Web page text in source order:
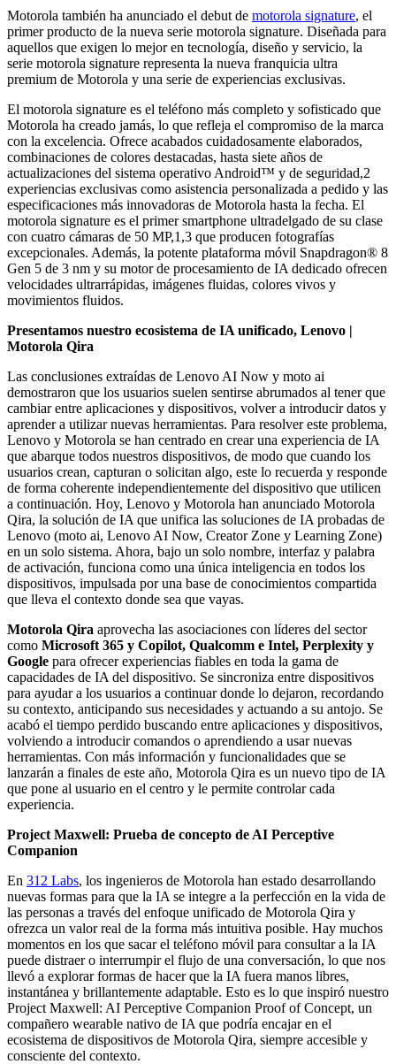
Motorola también ha anunciado el debut de motorola signature, el
primer producto de la nueva serie motorola signature. Diseñada para
aquellos que exigen lo mejor en tecnología, diseño y servicio, la
serie motorola signature representa la nueva franquicia ultra
premium de Motorola y una serie de experiencias exclusivas.
El motorola signature es el teléfono más completo y sofisticado que
Motorola ha creado jamás, lo que refleja el compromiso de la marca
con la excelencia. Ofrece acabados cuidadosamente elaborados,
combinaciones de colores destacadas, hasta siete años de
actualizaciones del sistema operativo Android™ y de seguridad,2
experiencias exclusivas como asistencia personalizada a pedido y las
especificaciones más innovadoras de Motorola hasta la fecha. El
motorola signature es el primer smartphone ultradelgado de su clase
con cuatro cámaras de 50 MP,1,3 que producen fotografías
excepcionales. Además, la potente plataforma móvil Snapdragon® 8
Gen 5 de 3 nm y su motor de procesamiento de IA dedicado ofrecen
velocidades ultrarrápidas, imágenes fluidas, colores vivos y
movimientos fluidos.
Presentamos nuestro ecosistema de IA unificado, Lenovo |
Motorola Qira
Las conclusiones extraídas de Lenovo AI Now y moto ai
demostraron que los usuarios suelen sentirse abrumados al tener que
cambiar entre aplicaciones y dispositivos, volver a introducir datos y
aprender a utilizar nuevas herramientas. Para resolver este problema,
Lenovo y Motorola se han centrado en crear una experiencia de IA
que abarque todos nuestros dispositivos, de modo que cuando los
usuarios crean, capturan o solicitan algo, este lo recuerda y responde
de forma coherente independientemente del dispositivo que utilicen
a continuación. Hoy, Lenovo y Motorola han anunciado Motorola
Qira, la solución de IA que unifica las soluciones de IA probadas de
Lenovo (moto ai, Lenovo AI Now, Creator Zone y Learning Zone)
en un solo sistema. Ahora, bajo un solo nombre, interfaz y palabra
de activación, funciona como una única inteligencia en todos los
dispositivos, impulsada por una base de conocimientos compartida
que lleva el contexto donde sea que vayas.
Motorola Qira aprovecha las asociaciones con líderes del sector
como Microsoft 365 y Copilot, Qualcomm e Intel, Perplexity y
Google para ofrecer experiencias fiables en toda la gama de
capacidades de IA del dispositivo. Se sincroniza entre dispositivos
para ayudar a los usuarios a continuar donde lo dejaron, recordando
su contexto, anticipando sus necesidades y actuando a su antojo. Se
acabó el tiempo perdido buscando entre aplicaciones y dispositivos,
volviendo a introducir comandos o aprendiendo a usar nuevas
herramientas. Con más información y funcionalidades que se
lanzarán a finales de este año, Motorola Qira es un nuevo tipo de IA
que pone al usuario en el centro y le permite controlar cada
experiencia.
Project Maxwell: Prueba de concepto de AI Perceptive
Companion
En 312 Labs, los ingenieros de Motorola han estado desarrollando
nuevas formas para que la IA se integre a la perfección en la vida de
las personas a través del enfoque unificado de Motorola Qira y
ofrezca un valor real de la forma más intuitiva posible. Hay muchos
momentos en los que sacar el teléfono móvil para consultar a la IA
puede distraer o interrumpir el flujo de una conversación, lo que nos
llevó a explorar formas de hacer que la IA fuera manos libres,
instantánea y brillantemente adaptable. Esto es lo que inspiró nuestro
Project Maxwell: AI Perceptive Companion Proof of Concept, un
compañero wearable nativo de IA que podría encajar en el
ecosistema de dispositivos de Motorola Qira, siempre accesible y
consciente del contexto.